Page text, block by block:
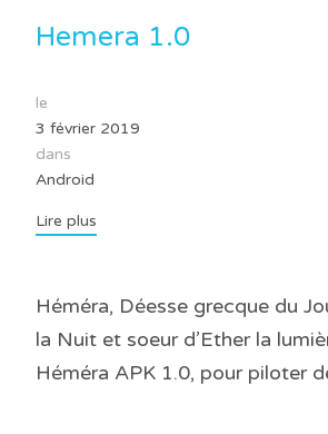
Hemera 1.0
le
3 février 2019
dans
Android
Lire plus
Héméra, Déesse grecque du
la Nuit et soeur d’Ether la
Héméra APK 1.0, pour piloter